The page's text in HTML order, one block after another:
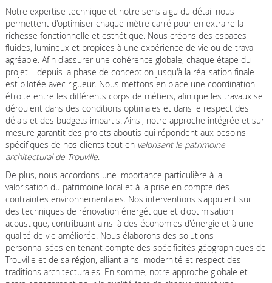
Notre expertise technique et notre sens aigu du détail nous
permettent d'optimiser chaque mètre carré pour en extraire la
richesse fonctionnelle et esthétique. Nous créons des espaces
fluides, lumineux et propices à une expérience de vie ou de travail
agréable. Afin d'assurer une cohérence globale, chaque étape du
projet – depuis la phase de conception jusqu'à la réalisation finale –
est pilotée avec rigueur. Nous mettons en place une coordination
étroite entre les différents corps de métiers, afin que les travaux se
déroulent dans des conditions optimales et dans le respect des
délais et des budgets impartis. Ainsi, notre approche intégrée et sur
mesure garantit des projets aboutis qui répondent aux besoins
spécifiques de nos clients tout en valorisant le patrimoine
architectural de Trouville.
De plus, nous accordons une importance particulière à la
valorisation du patrimoine local et à la prise en compte des
contraintes environnementales. Nos interventions s'appuient sur
des techniques de rénovation énergétique et d'optimisation
acoustique, contribuant ainsi à des économies d'énergie et à une
qualité de vie améliorée. Nous élaborons des solutions
personnalisées en tenant compte des spécificités géographiques de
Trouville et de sa région, alliant ainsi modernité et respect des
traditions architecturales. En somme, notre approche globale et